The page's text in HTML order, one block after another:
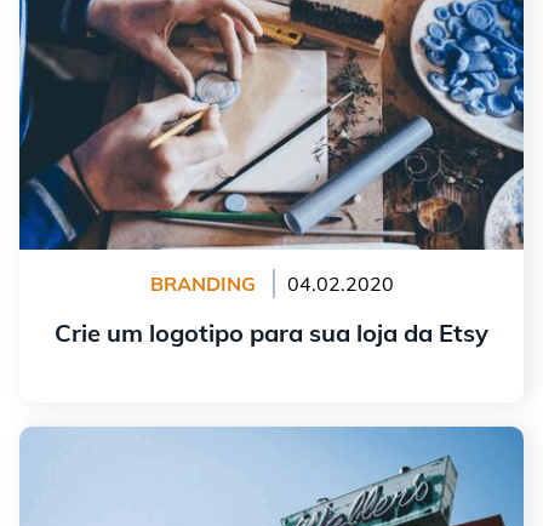
BRANDING 04.02.2020
Crie um logotipo para sua loja da Etsy